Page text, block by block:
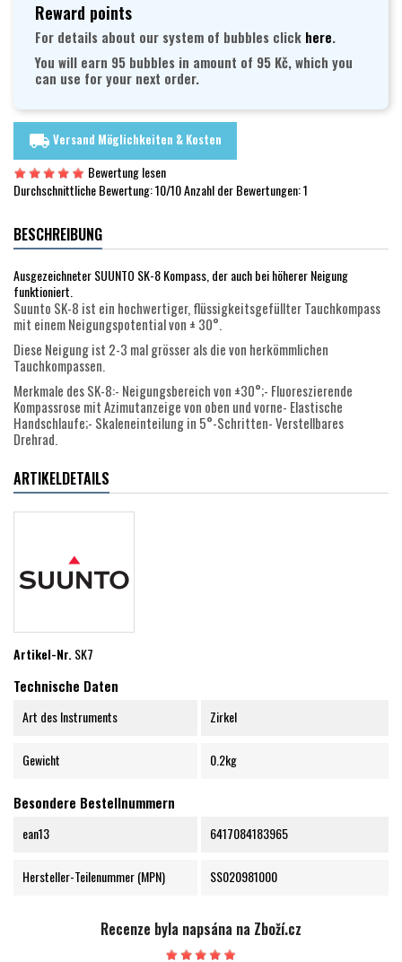
Reward points
For details about our system of bubbles click here.
You will earn 95 bubbles in amount of 95 Kč, which you
can use for your next order.
local_shipping Versand Möglichkeiten & Kosten
Bewertung lesen
Durchschnittliche Bewertung:10/10 Anzahl der Bewertungen:1
BESCHREIBUNG
Ausgezeichneter SUUNTO SK-8 Kompass, der auch bei höherer Neigung
funktioniert.
Suunto SK-8 ist ein hochwertiger, flüssigkeitsgefüllter Tauchkompass
mit einem Neigungspotential von ± 30°.
Diese Neigung ist 2-3 mal grösser als die von herkömmlichen
Tauchkompassen.
Merkmale des SK-8:- Neigungsbereich von ±30°;- Fluoreszierende
Kompassrose mit Azimutanzeige von oben und vorne- Elastische
Handschlaufe;- Skaleneinteilung in 5°-Schritten- Verstellbares
Drehrad.
ARTIKELDETAILS
Artikel-Nr.SK7
Technische Daten
Art des Instruments Zirkel
Gewicht 0.2kg
Besondere Bestellnummern
ean13 6417084183965
Hersteller-Teilenummer (MPN) SS020981000
Recenze byla napsána na Zboží.cz